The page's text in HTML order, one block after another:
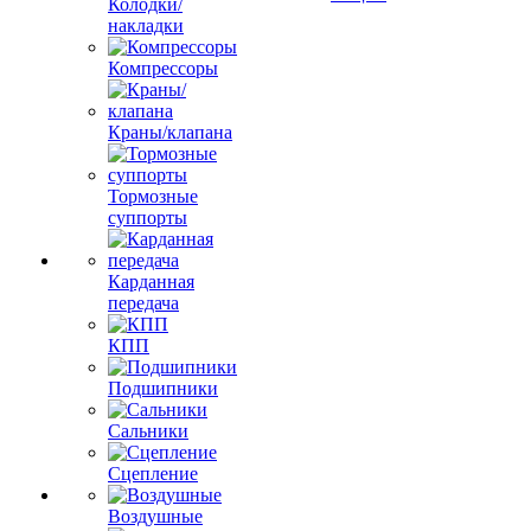
Колодки/
накладки
Компрессоры
Краны/клапана
Тормозные
суппорты
Карданная
передача
КПП
Подшипники
Сальники
Сцепление
Воздушные